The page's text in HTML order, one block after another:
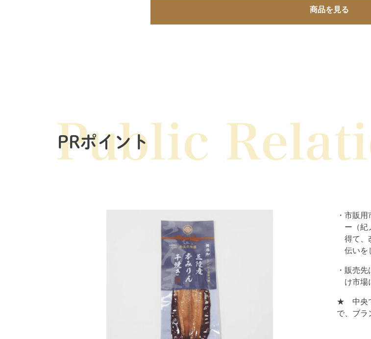
商品を見る
PRポイント
市販用
ー（紀
得て、
伝いを
販売先
け市場
★ 中央で
で、ブラ